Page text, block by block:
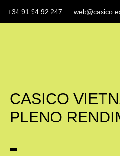
+34 91 94 92 247
CASICO
PLENO